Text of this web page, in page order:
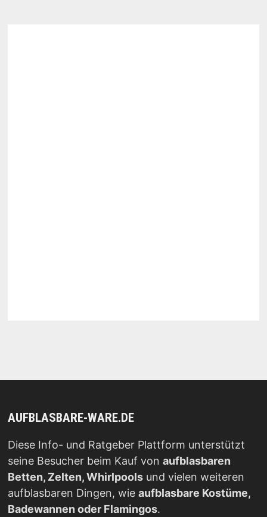
AUFBLASBARE-WARE.DE
Diese Info- und Ratgeber Plattform unterstützt
seine Besucher beim Kauf von aufblasbaren
Betten, Zelten, Whirlpoolsund vielen weiteren
aufblasbaren Dingen, wie aufblasbare Kostüme,
Badewannen oder Flamingos.